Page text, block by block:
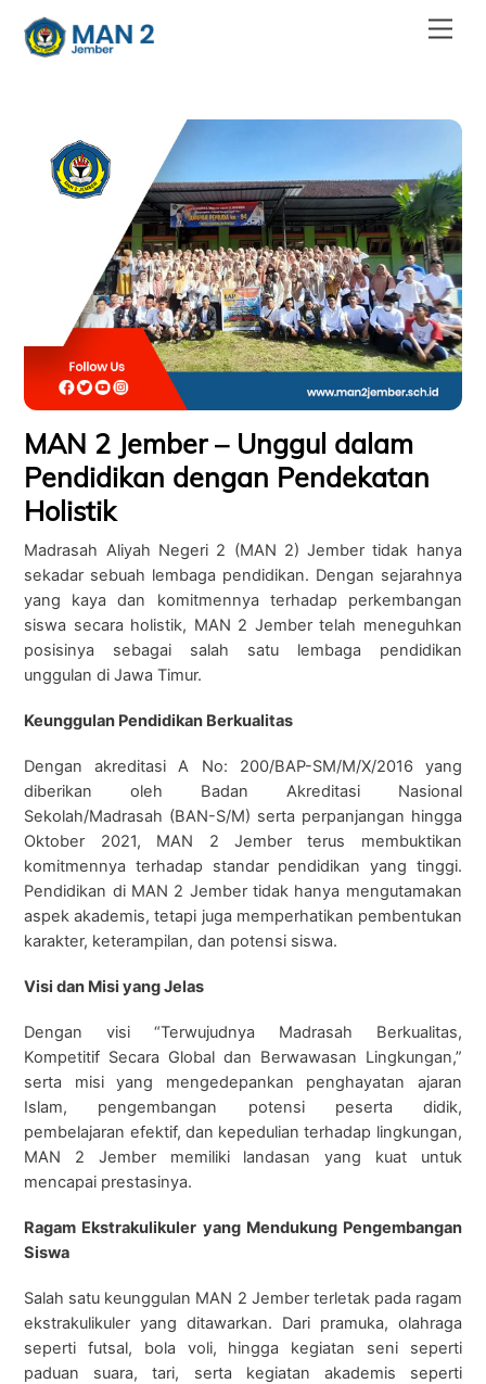
content
MAN 2 Jember – Unggul dalam
Pendidikan dengan Pendekatan
Holistik
Madrasah Aliyah Negeri 2 (MAN 2) Jember tidak hanya
sekadar sebuah lembaga pendidikan. Dengan sejarahnya
yang kaya dan komitmennya terhadap perkembangan
siswa secara holistik, MAN 2 Jember telah meneguhkan
posisinya sebagai salah satu lembaga pendidikan
unggulan di Jawa Timur.
Keunggulan Pendidikan Berkualitas
Dengan akreditasi A No: 200/BAP-SM/M/X/2016 yang
diberikan oleh Badan Akreditasi Nasional
Sekolah/Madrasah (BAN-S/M) serta perpanjangan hingga
Oktober 2021, MAN 2 Jember terus membuktikan
komitmennya terhadap standar pendidikan yang tinggi.
Pendidikan di MAN 2 Jember tidak hanya mengutamakan
aspek akademis, tetapi juga memperhatikan pembentukan
karakter, keterampilan, dan potensi siswa.
Visi dan Misi yang Jelas
Dengan visi “Terwujudnya Madrasah Berkualitas,
Kompetitif Secara Global dan Berwawasan Lingkungan,”
serta misi yang mengedepankan penghayatan ajaran
Islam, pengembangan potensi peserta didik,
pembelajaran efektif, dan kepedulian terhadap lingkungan,
MAN 2 Jember memiliki landasan yang kuat untuk
mencapai prestasinya.
Ragam Ekstrakulikuler yang Mendukung Pengembangan
Siswa
Salah satu keunggulan MAN 2 Jember terletak pada ragam
ekstrakulikuler yang ditawarkan. Dari pramuka, olahraga
seperti futsal, bola voli, hingga kegiatan seni seperti
paduan suara, tari, serta kegiatan akademis seperti